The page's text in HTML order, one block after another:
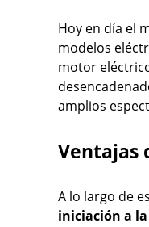
Hoy en día el
modelos
motor
amplios
Ventajas
A lo largo de
iniciación a